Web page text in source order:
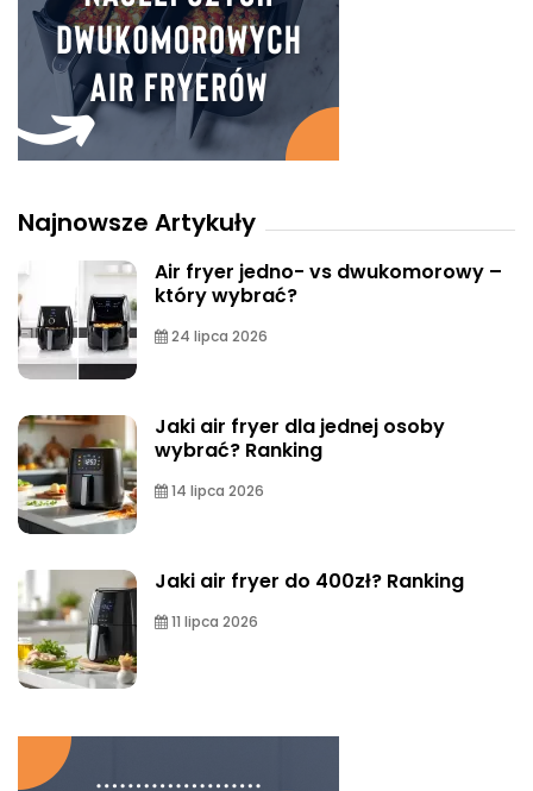
Najnowsze Artykuły
Air fryer jedno- vs dwukomorowy –
który wybrać?
24 lipca 2026
Jaki air fryer dla jednej osoby
wybrać? Ranking
14 lipca 2026
Jaki air fryer do 400zł? Ranking
11 lipca 2026